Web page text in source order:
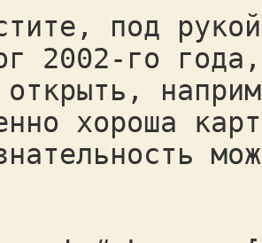
под
2002-го
хороша